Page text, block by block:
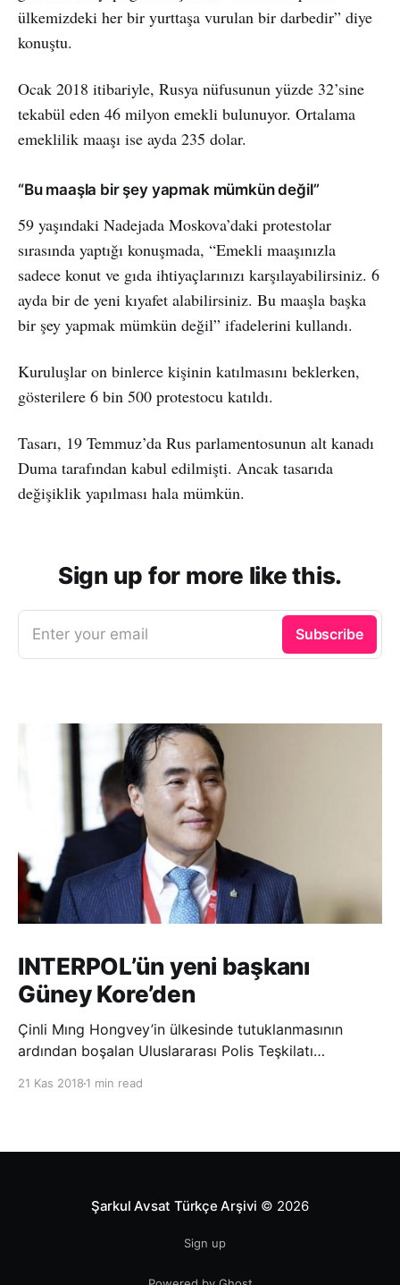
ülkemizdeki her bir yurttaşa vurulan bir darbedir” diye
konuştu.
Ocak 2018 itibariyle, Rusya nüfusunun yüzde 32’sine
tekabül eden 46 milyon emekli bulunuyor. Ortalama
emeklilik maaşı ise ayda 235 dolar.
“Bu maaşla bir şey yapmak mümkün değil”
59 yaşındaki Nadejada Moskova’daki protestolar
sırasında yaptığı konuşmada, “Emekli maaşınızla
sadece konut ve gıda ihtiyaçlarınızı karşılayabilirsiniz. 6
ayda bir de yeni kıyafet alabilirsiniz. Bu maaşla başka
bir şey yapmak mümkün değil” ifadelerini kullandı.
Kuruluşlar on binlerce kişinin katılmasını beklerken,
gösterilere 6 bin 500 protestocu katıldı.
Tasarı, 19 Temmuz’da Rus parlamentosunun alt kanadı
Duma tarafından kabul edilmişti. Ancak tasarıda
değişiklik yapılması hala mümkün.
Sign up for more like this.
Enter your email Subscribe
INTERPOL’ün yeni başkanı
Güney Kore’den
Çinli Mıng Hongvey’in ülkesinde tutuklanmasının
ardından boşalan Uluslararası Polis Teşkilatı
21 Kas 2018 1 min read
Şarkul Avsat Türkçe Arşivi © 2026
Sign up